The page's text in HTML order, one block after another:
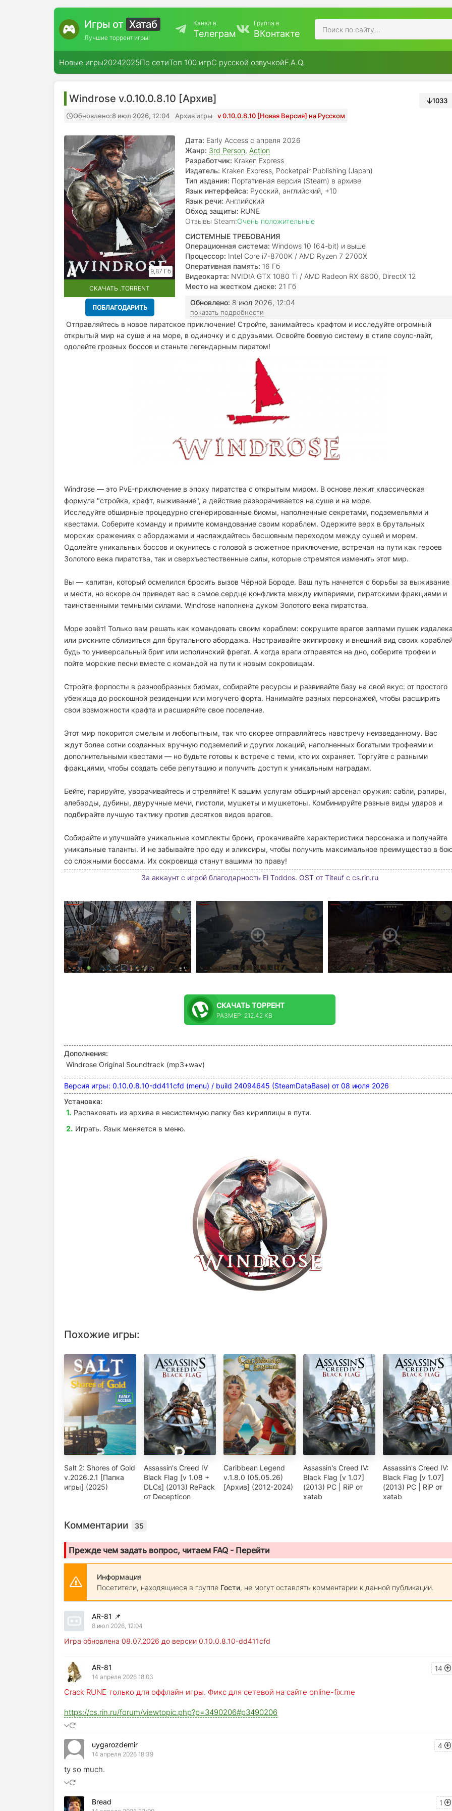
Игры от Хатаб
Лучшие торрент игры!
Канал в
Телеграм
Группа в
ВКонтакте
Новые игры20242025По сетиТоп 100 игрС русской озвучкойF.A.Q.
Windrose v.0.10.0.8.10 [Архив]
Обновлено:8 июл 2026, 12:04 Архив игры v 0.10.0.8.10 [Новая Версия] на Русском
1033
9,87 Гб
СКАЧАТЬ .TORRENT
ПОБЛАГОДАРИТЬ
Дата: Early Access с апреля 2026
Жанр: 3rd Person, Action
Разработчик: Kraken Express
Издатель: Kraken Express, Pocketpair Publishing (Japan)
Тип издания: Портативная версия (Steam) в архиве
Язык интерфейса: Русский, английский, +10
Язык речи: Английский
Обход защиты: RUNE
Отзывы Steam:Очень положительные
СИСТЕМНЫЕ ТРЕБОВАНИЯ
Операционная система: Windows 10 (64-bit) и выше
Процессор: Intel Core i7-8700K / AMD Ryzen 7 2700X
Оперативная память: 16 Гб
Видеокарта: NVIDIA GTX 1080 Ti / AMD Radeon RX 6800, DirectX 12
Место на жестком диске: 21 Гб
Обновлено: 8 июл 2026, 12:04
показать подробности
Отправляйтесь в новое пиратское приключение! Стройте, занимайтесь крафтом и исследуйте огромный
открытый мир на суше и на море, в одиночку и с друзьями. Освойте боевую систему в стиле соулс-лайт,
одолейте грозных боссов и станьте легендарным пиратом!
Windrose — это PvE-приключение в эпоху пиратства с открытым миром. В основе лежит классическая
формула "стройка, крафт, выживание", а действие разворачивается на суше и на море.
Исследуйте обширные процедурно сгенерированные биомы, наполненные секретами, подземельями и
квестами. Соберите команду и примите командование своим кораблем. Одержите верх в брутальных
морских сражениях с абордажами и наслаждайтесь бесшовным переходом между сушей и морем.
Одолейте уникальных боссов и окунитесь с головой в сюжетное приключение, встречая на пути как героев
Золотого века пиратства, так и сверхъестественные силы, которые стремятся изменить этот мир.
Вы — капитан, который осмелился бросить вызов Чёрной Бороде. Ваш путь начнется с борьбы за выживание
и мести, но вскоре он приведет вас в самое сердце конфликта между империями, пиратскими фракциями и
таинственными темными силами. Windrose наполнена духом Золотого века пиратства.
Море зовёт! Только вам решать как командовать своим кораблем: сокрушите врагов залпами пушек
или рискните сблизиться для брутального абордажа. Настраивайте экипировку и внешний вид своих
будь то универсальный бриг или исполинский фрегат. А когда враги отправятся на дно, соберите трофеи и
пойте морские песни вместе с командой на пути к новым сокровищам.
Стройте форпосты в разнообразных биомах, собирайте ресурсы и развивайте базу на свой вкус: от простого
убежища до роскошной резиденции или могучего форта. Нанимайте разных персонажей, чтобы расширить
свои возможности крафта и расширяйте свое поселение.
Этот мир покорится смелым и любопытным, так что скорее отправляйтесь навстречу неизведанному. Вас
ждут более сотни созданных вручную подземелий и других локаций, наполненных богатыми трофеями и
дополнительными квестами — но будьте готовы к встрече с теми, кто их охраняет. Торгуйте с разными
фракциями, чтобы создать себе репутацию и получить доступ к уникальным наградам.
Бейте, парируйте, уворачивайтесь и стреляйте! К вашим услугам обширный арсенал оружия: сабли, рапиры,
алебарды, дубины, двуручные мечи, пистоли, мушкеты и мушкетоны. Комбинируйте разные виды ударов и
подбирайте лучшую тактику против десятков видов врагов.
Собирайте и улучшайте уникальные комплекты брони, прокачивайте характеристики персонажа и получайте
уникальные таланты. И не забывайте про еду и эликсиры, чтобы получить максимальное преимущество в
со сложными боссами. Их сокровища станут вашими по праву!
За аккаунт с игрой благодарность El Toddos. OST от Titeuf с cs.rin.ru
СКАЧАТЬ ТОРРЕНТ
РАЗМЕР: 212.42 KB
Дополнения:
Windrose Original Soundtrack (mp3+wav)
Версия игры: 0.10.0.8.10-dd411cfd (menu) / build 24094645 (SteamDataBase) от 08 июля 2026
Установка:
Распаковать из архива в несистемную папку без кириллицы в пути.
Играть. Язык меняется в меню.
Похожие игры:
Salt 2: Shores of Gold
v.2026.2.1 [Папка
игры] (2025)
Assassin's Creed IV
Black Flag [v 1.08 +
DLCs] (2013) RePack
от Decepticon
Caribbean Legend
v.1.8.0 (05.05.26)
[Архив] (2012-2024)
Assassin's Creed IV:
Black Flag [v 1.07]
(2013) PC | RiP от
xatab
Assassin's Creed IV:
Black Flag [v 1.07]
(2013) PC | RiP от
xatab
Комментарии 35
Прежде чем задать вопрос, читаем FAQ - Перейти
Информация
Посетители, находящиеся в группе Гости, не могут оставлять комментарии к данной публикации.
AR-81 📌
8 июл 2026, 12:04
Игра обновлена 08.07.2026 до версии 0.10.0.8.10-dd411cfd
14
AR-81
14 апреля 2026 18:03
Crack RUNE только для оффлайн игры. Фикс для сетевой на сайте online-fix.me
https://cs.rin.ru/forum/viewtopic.php?p=3490206#p3490206
4
uygarozdemir
14 апреля 2026 18:39
ty so much.
1
Bread